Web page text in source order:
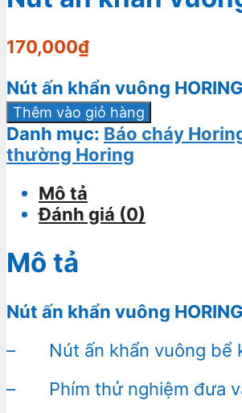
170,000₫
Nút ấn khẩn vuông
Thêm vào giỏ hàng
Danh mục: Báo cháy
thường Horing
Mô tả
Đánh giá (0)
Mô tả
Nút ấn khẩn vuông
– Nút ấn khẩn vuông bể
– Phím thử nghiệm đưa